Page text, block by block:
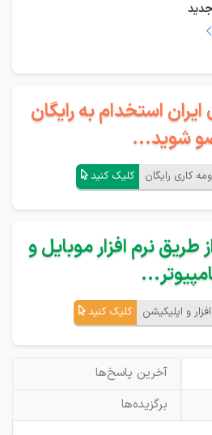
استخدام به رایگان
شوید...
کاری رایگان کلیک کنید
طریق نرم افزار موبایل و
و اپلیکیشن کلیک کنید
آخرین پاسخ‌ها
برگزیده‌ها